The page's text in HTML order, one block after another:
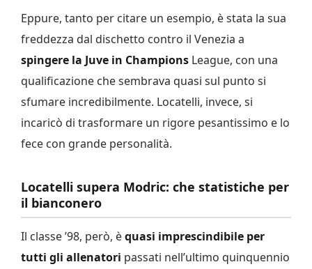
Eppure, tanto per citare un esempio, è stata la sua
freddezza dal dischetto contro il Venezia a
spingere la Juve in Champions League, con una
qualificazione che sembrava quasi sul punto si
sfumare incredibilmente. Locatelli, invece, si
incaricò di trasformare un rigore pesantissimo e lo
fece con grande personalità.
Locatelli supera Modric: che statistiche per
il bianconero
Il classe ’98, però, èquasi imprescindibile per
tutti gli allenatori passati nell’ultimo quinquennio